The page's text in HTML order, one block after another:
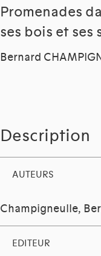
Promenades
ses bois et ses
Bernard
Description
AUTEURS
Champigneulle,
EDITEUR